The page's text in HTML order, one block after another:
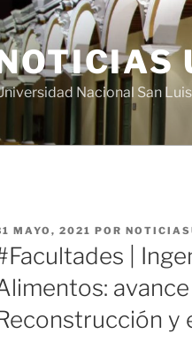
Nacional San
EL
MAYO, 2021 POR
|
y